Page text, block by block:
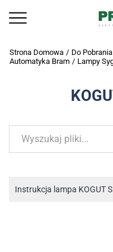
Strona Domowa / Do Pobrania
Automatyka Bram / Lampy
Instrukcja lampa KOGUT